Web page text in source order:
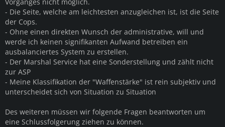
- Die Seite, welche am leichtesten anzugleichen ist, ist die Seite
der Cops.
- Ohne einen direkten Wunsch der administrative, will und
werde ich keinen signifikanten Aufwand betreiben ein
ausbalanciertes System zu erstellen.
- Der Marshal Service hat eine Sonderstellung und zählt nicht
zur ASP
- Meine Klassifikation der "Waffenstärke" ist rein subjektiv und
unterscheidet sich von Situation zu Situation
Des weiteren müssen wir folgende Fragen beantworten um
eine Schlussfolgerung ziehen zu können.